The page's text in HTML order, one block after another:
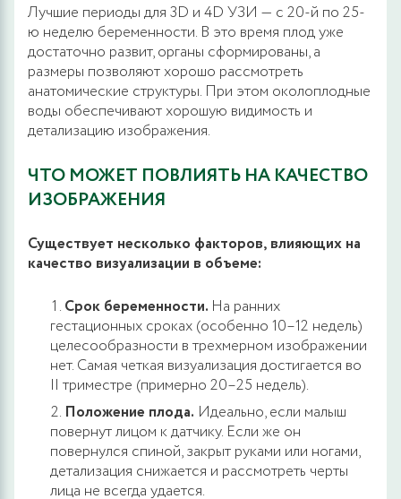
Лучшие периоды для 3D и 4D УЗИ — с 20-й по 25-
ю неделю беременности. В это время плод уже
достаточно развит, органы сформированы, а
размеры позволяют хорошо рассмотреть
анатомические структуры. При этом околоплодные
воды обеспечивают хорошую видимость и
детализацию изображения.
ЧТО МОЖЕТ ПОВЛИЯТЬ НА КАЧЕСТВО
ИЗОБРАЖЕНИЯ
Существует несколько факторов, влияющих на
качество визуализации в объеме:
Срок беременности. На ранних
гестационных сроках (особенно 10–12 недель)
целесообразности в трехмерном изображении
нет. Самая четкая визуализация достигается во
II триместре (примерно 20–25 недель).
Положение плода. Идеально, если малыш
повернут лицом к датчику. Если же он
повернулся спиной, закрыт руками или ногами,
детализация снижается и рассмотреть черты
лица не всегда удается.